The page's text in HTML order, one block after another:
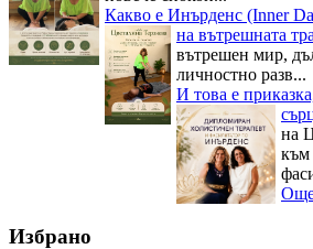
Какво е Инърденс (Inner
на вътрешната
вътрешен мир,
личностно разв...
И това е
на
към
Избрано